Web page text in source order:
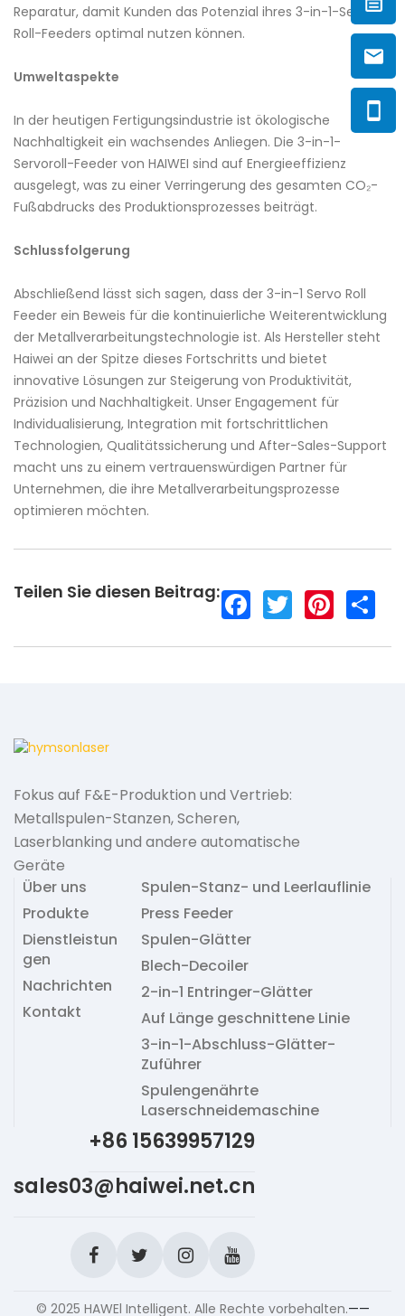
Reparatur, damit Kunden das Potenzial ihres 3-in-1-Servo-
Roll-Feeders optimal nutzen können.
Umweltaspekte
In der heutigen Fertigungsindustrie ist ökologische
Nachhaltigkeit ein wachsendes Anliegen. Die 3-in-1-
Servoroll-Feeder von HAIWEI sind auf Energieeffizienz
ausgelegt, was zu einer Verringerung des gesamten CO₂-
Fußabdrucks des Produktionsprozesses beiträgt.
Schlussfolgerung
Abschließend lässt sich sagen, dass der 3-in-1 Servo Roll
Feeder ein Beweis für die kontinuierliche Weiterentwicklung
der Metallverarbeitungstechnologie ist. Als Hersteller steht
Haiwei an der Spitze dieses Fortschritts und bietet
innovative Lösungen zur Steigerung von Produktivität,
Präzision und Nachhaltigkeit. Unser Engagement für
Individualisierung, Integration mit fortschrittlichen
Technologien, Qualitätssicherung und After-Sales-Support
macht uns zu einem vertrauenswürdigen Partner für
Unternehmen, die ihre Metallverarbeitungsprozesse
optimieren möchten.
Teilen Sie diesen Beitrag:
Fokus auf F&E-Produktion und Vertrieb:
Metallspulen-Stanzen, Scheren,
Laserblanking und andere automatische
Geräte
Über uns
Produkte
Dienstleistun
gen
Nachrichten
Kontakt
Spulen-Stanz- und Leerlauflinie
Press Feeder
Spulen-Glätter
Blech-Decoiler
2-in-1 Entringer-Glätter
Auf Länge geschnittene Linie
3-in-1-Abschluss-Glätter-
Zuführer
Spulengenährte
Laserschneidemaschine
+86 15639957129
sales03@haiwei.net.cn
© 2025 HAWEl Intelligent. Alle Rechte vorbehalten.——